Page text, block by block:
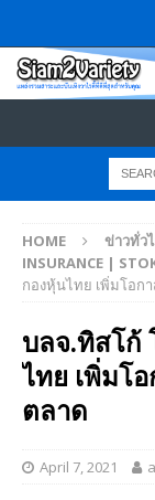
HOME ข่าวทั่ว
INSURANCE |
กองหุ้นไทย เพิ่มโอก
บลจ.ทิสโก้
ไทย เพิ่มโ
ตลาด
April 7, 2021